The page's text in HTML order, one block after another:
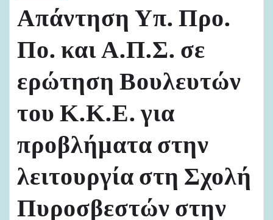
Απάντηση Υπ. Προ.
Πο. και Α.Π.Σ. σε
ερώτηση Βουλευτών
του Κ.Κ.Ε. για
προβλήματα στην
λειτουργία στη Σχολή
Πυροσβεστών στην